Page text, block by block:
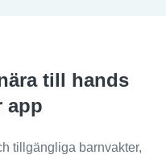
till hands
app
tillgängliga barnvakter,